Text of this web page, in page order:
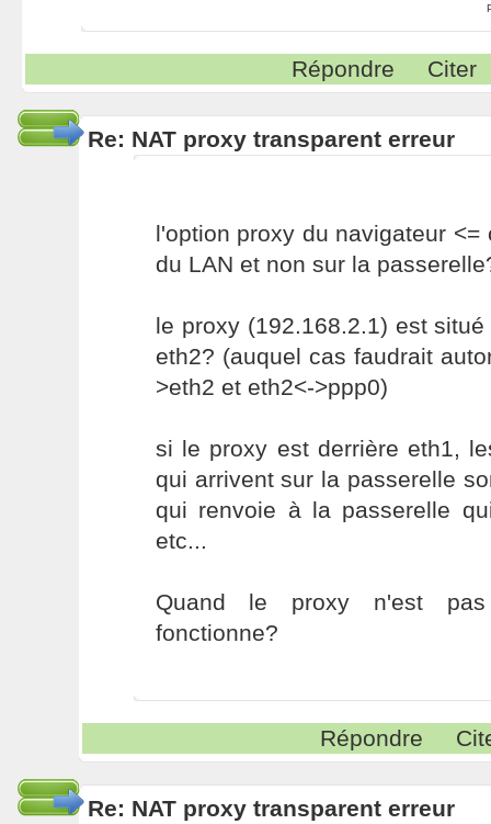
Répondre Citer
Re: NAT proxy transparent erreur
l'option proxy du navigateur
du LAN et non sur la
le proxy (192.168.2.1) est
eth2? (auquel cas faudrait
>eth2 et eth2<->ppp0)
si le proxy est derrière eth1,
qui arrivent sur la passerelle
qui renvoie à la passerelle
etc...
Quand le proxy n'est pas
fonctionne?
Répondre
Re: NAT proxy transparent erreur